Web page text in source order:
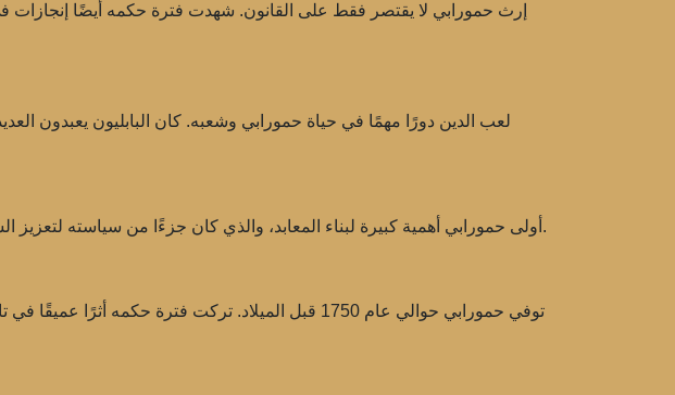
إرث حمورابي لا يقتصر فقط على القانون. شهدت فترة حكمه أيضًا إنجازات
لعب الدين دورًا مهمًا في حياة حمورابي وشعبه. كان البابليون يعبدون
أولى حمورابي أهمية كبيرة لبناء المعابد، والذي كان جزءًا من سياسته لتعزيز السلطة الدينية. كانت المعابد مركازًا للحياة الدينية والاقتصادية. جذبوا المصلين ووفّروا فرص العمل.
توفي حمورابي حوالي عام 1750 قبل الميلاد. تركت فترة